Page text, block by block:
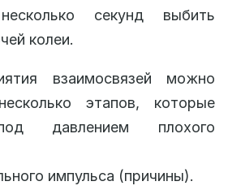
секунд выбить
колеи.
взаимосвязей можно
этапов, которые
давлением плохого
импульса (причины).